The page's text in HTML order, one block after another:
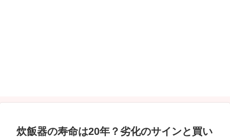
炊飯器の寿命は20年？劣化のサインと買い